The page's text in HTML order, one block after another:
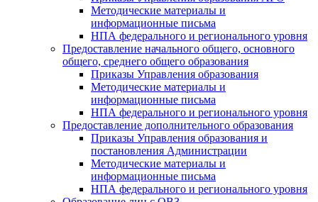
Методические материалы и
информационные письма
НПА федерального и регионального уровня
Предоставление начального общего, основного
общего, среднего общего образования
Приказы Управления образования
Методические материалы и
информационные письма
НПА федерального и регионального уровня
Предоставление дополнительного образования
Приказы Управления образования и
постановления Администрации
Методические материалы и
информационные письма
НПА федерального и регионального уровня